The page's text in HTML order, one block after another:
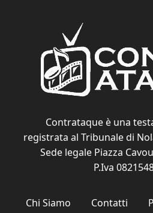
Contrataque è una
registrata al Tribunale di
Sede legale Piazza
P.Iva
Chi Siamo Contatti